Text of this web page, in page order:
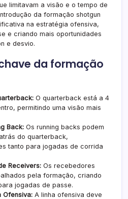
limitavam a visão e o tempo de
da formação shotgun
na estratégia ofensiva,
e criando mais oportunidades
e desvio.
da formação
O quarterback está a 4
permitindo uma visão mais
Back: Os running backs podem
do quarterback,
tanto para jogadas de corrida
Receivers: Os recebedores
pela formação, criando
jogadas de passe.
Ofensiva: A linha ofensiva deve